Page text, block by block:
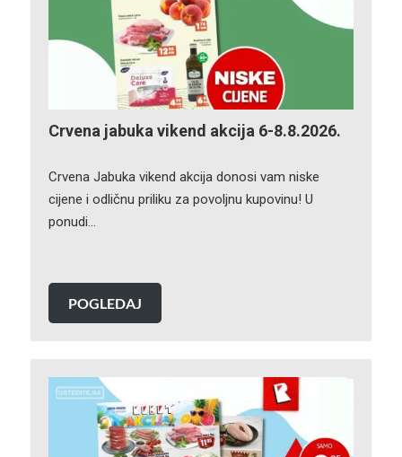
Crvena jabuka vikend akcija 6-8.8.2026.
Crvena Jabuka vikend akcija donosi vam niske
cijene i odličnu priliku za povoljnu kupovinu! U
ponudi…
POGLEDAJ